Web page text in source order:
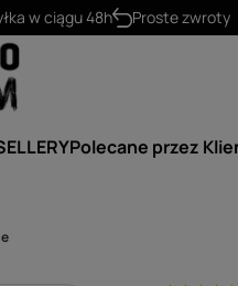
w ciągu 48h Proste zwroty
Polecane przez